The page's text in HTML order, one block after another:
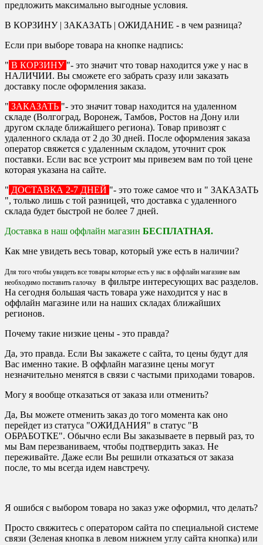
предложить максимально выгодные условия.
В КОРЗИНУ | ЗАКАЗАТЬ | ОЖИДАНИЕ - в чем разница?
Если при выборе товара на кнопке надпись:
" В КОРЗИНУ "- это значит что товар находится уже у нас в
НАЛИЧИИ. Вы сможете его забрать сразу или заказать
доставку после оформления заказа.
" ЗАКАЗАТЬ "- это значит товар находится на удаленном
складе (Волгоград, Воронеж, Тамбов, Ростов на Дону или
другом складе ближайшего региона). Товар привозят с
удаленного склада от 2 до 30 дней. После оформления заказа
оператор свяжется с удаленным складом, уточнит срок
поставки. Если вас все устроит мы привезем вам по той цене
которая указана на сайте.
" ДОСТАВКА 2-7 ДНЕЙ "- это тоже самое что и " ЗАКАЗАТЬ
", только лишь с той разницей, что доставка с удаленного
склада будет быстрой не более 7 дней.
Доставка в наш оффлайн магазин БЕСПЛАТНАЯ.
Как мне увидеть весь товар, который уже есть в наличии?
Для того чтобы увидеть все товары которые есть у нас в оффлайн магазине вам
необходимо поставить галочку в фильтре интересующих вас разделов.
На сегодня большая часть товара уже находится у нас в
оффлайн магазине или на наших складах ближайших
регионов.
Почему такие низкие цены - это правда?
Да, это правда. Если Вы закажете с сайта, то цены будут для
Вас именно такие. В оффлайн магазине цены могут
незначительно менятся в связи с частыми приходами товаров.
Могу я вообще отказаться от заказа или отменить?
Да, Вы можете отменить заказ до того момента как оно
перейдет из статуса "ОЖИДАНИЯ" в статус "В
ОБРАБОТКЕ". Обычно если Вы заказываете в первый раз, то
мы Вам перезваниваем, чтобы подтвердить заказ. Не
переживайте. Даже если Вы решили отказаться от заказа
после, то мы всегда идем навстречу.
Я ошибся с выбором товара но заказ уже оформил, что делать?
Просто свяжитесь с оператором сайта по специальной системе
связи (Зеленая кнопка в левом нижнем углу сайта кнопка) или